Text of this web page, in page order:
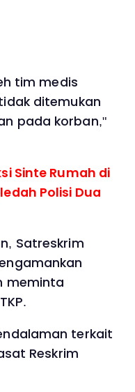
tim medis
ditemukan
pada korban,"
Sinte Rumah di
Polisi Dua
Satreskrim
meminta
terkait
Reskrim